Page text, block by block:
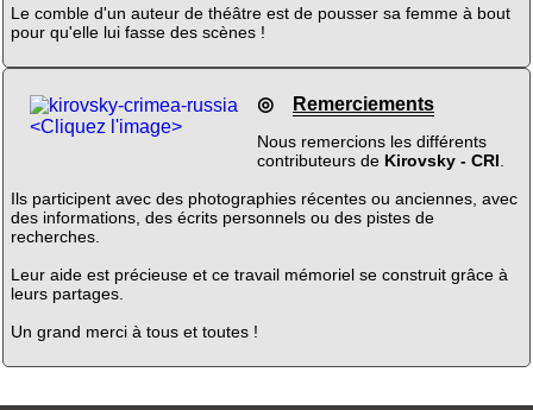
Le comble d'un auteur de théâtre est de pousser sa femme à bout
pour qu'elle lui fasse des scènes !
<Cliquez l'image>
◎ Remerciements
Nous remercions les différents
contributeurs de Kirovsky - CRI
Ils participent avec des photographies récentes ou anciennes, avec
des informations, des écrits personnels ou des pistes de
recherches.
Leur aide est précieuse et ce travail mémoriel se construit grâce à
leurs partages.
Un grand merci à tous et toutes !